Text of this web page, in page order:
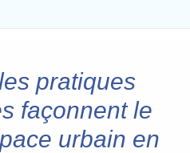
pratiques
façonnent le
urbain en